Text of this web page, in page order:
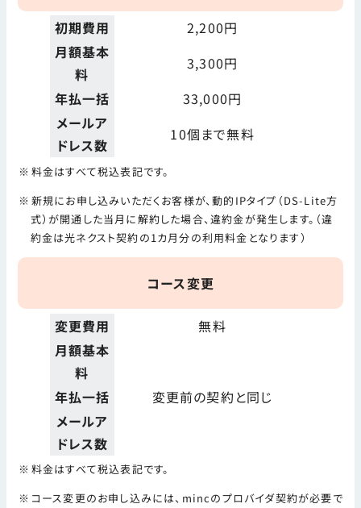
初期費用
2,200円
月額基本
料
3,300円
年払一括
33,000円
メールア
ドレス数
10個まで無料
料金はすべて税込表記です。
新規にお申し込みいただくお客様が、動的IPタイプ（DS-Lite方
式）が開通した当月に解約した場合、違約金が発生します。（違
約金は光ネクスト契約の1カ月分の利用料金となります）
コース変更
変更費用
無料
月額基本
料
変更前の契約と同じ
年払一括
メールア
ドレス数
料金はすべて税込表記です。
コース変更のお申し込みには、mincのプロバイダ契約が必要で